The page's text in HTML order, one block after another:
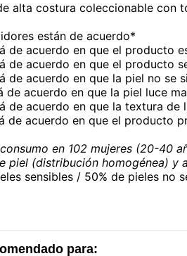
alta costura coleccionable con
están de acuerdo*
de acuerdo en que el producto
de acuerdo en que el producto
de acuerdo en que la piel no se
de acuerdo en que la piel luce
de acuerdo en que la textura
de acuerdo en que el producto
en 102 mujeres (20-40
piel (distribución homogénea) y
sensibles / 50% de pieles no
para: